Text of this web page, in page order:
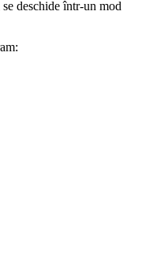
deschide într-un mod